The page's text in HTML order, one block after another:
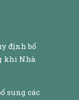
định bổ
khi Nhà
sung các